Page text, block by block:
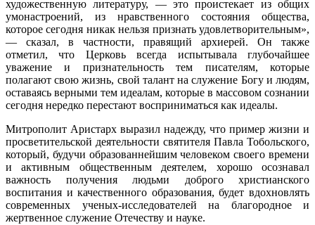
художественную литературу, — это проистекает из общих
умонастроений, из нравственного состояния общества,
которое сегодня никак нельзя признать удовлетворительным»,
— сказал, в частности, правящий архиерей. Он также
отметил, что Церковь всегда испытывала глубочайшее
уважение и признательность тем писателям, которые
полагают свою жизнь, свой талант на служение Богу и людям,
оставаясь верными тем идеалам, которые в массовом сознании
сегодня нередко перестают восприниматься как идеалы.
Митрополит Аристарх выразил надежду, что пример жизни и
просветительской деятельности святителя Павла Тобольского,
который, будучи образованнейшим человеком своего времени
и активным общественным деятелем, хорошо осознавал
важность получения людьми доброго христианского
воспитания и качественного образования, будет вдохновлять
современных ученых-исследователей на благородное и
жертвенное служение Отечеству и науке.